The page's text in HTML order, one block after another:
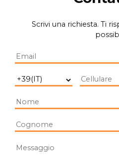
Scrivi una richiesta. Ti